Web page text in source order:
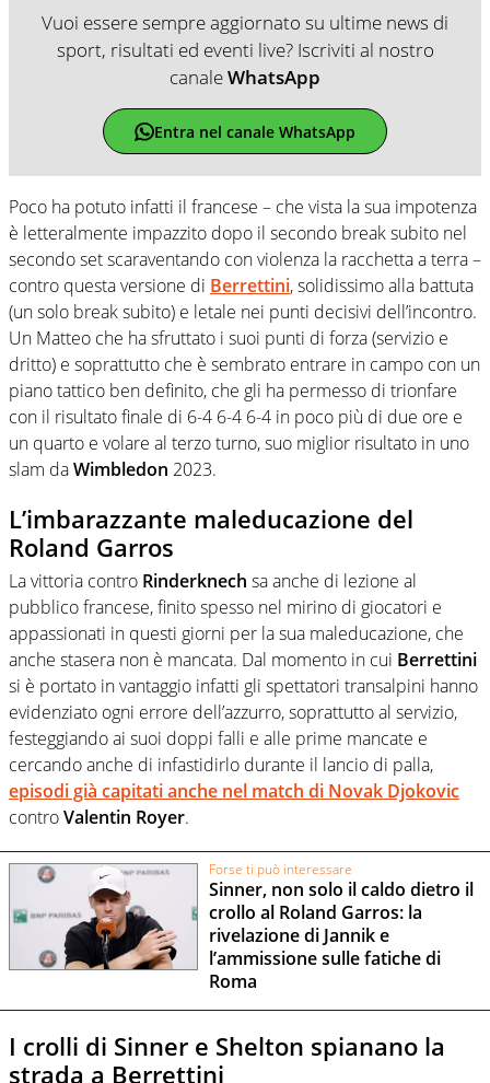
Vuoi essere sempre aggiornato su ultime news di
sport, risultati ed eventi live? Iscriviti al nostro
canaleWhatsApp
Entra nel canale WhatsApp
Poco ha potuto infatti il francese – che vista la sua impotenza
è letteralmente impazzito dopo il secondo break subito nel
secondo set scaraventando con violenza la racchetta a terra –
contro questa versione di Berrettini, solidissimo alla battuta
(un solo break subito) e letale nei punti decisivi dell’incontro.
Un Matteo che ha sfruttato i suoi punti di forza (servizio e
dritto) e soprattutto che è sembrato entrare in campo con un
piano tattico ben definito, che gli ha permesso di trionfare
con il risultato finale di 6-4 6-4 6-4 in poco più di due ore e
un quarto e volare al terzo turno, suo miglior risultato in uno
slam daWimbledon 2023.
L’imbarazzante maleducazione del
Roland Garros
La vittoria contro Rinderknech sa anche di lezione al
pubblico francese, finito spesso nel mirino di giocatori e
appassionati in questi giorni per la sua maleducazione, che
anche stasera non è mancata. Dal momento in cui Berrettini
si è portato in vantaggio infatti gli spettatori transalpini hanno
evidenziato ogni errore dell’azzurro, soprattutto al servizio,
festeggiando ai suoi doppi falli e alle prime mancate e
cercando anche di infastidirlo durante il lancio di palla,
episodi già capitati anche nel match di Novak Djokovic
controValentin Royer.
Forse ti può interessare
Sinner, non solo il caldo dietro il
crollo al Roland Garros: la
rivelazione di Jannik e
l’ammissione sulle fatiche di
Roma
I crolli di Sinner e Shelton spianano la
strada a Berrettini